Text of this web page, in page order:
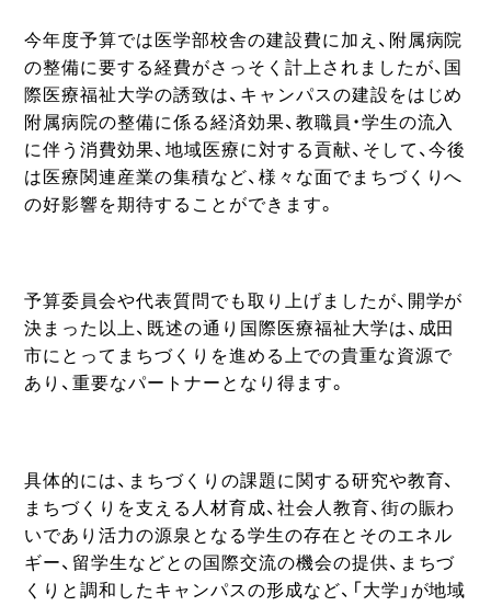
今年度予算では医学部校舎の建設費に加え、附属病院
の整備に要する経費がさっそく計上されましたが、国
際医療福祉大学の誘致は、キャンパスの建設をはじめ
附属病院の整備に係る経済効果、教職員・学生の流入
に伴う消費効果、地域医療に対する貢献、そして、今後
は医療関連産業の集積など、様々な面でまちづくりへ
の好影響を期待することができます。
予算委員会や代表質問でも取り上げましたが、開学が
決まった以上、既述の通り国際医療福祉大学は、成田
市にとってまちづくりを進める上での貴重な資源で
あり、重要なパートナーとなり得ます。
具体的には、まちづくりの課題に関する研究や教育、
まちづくりを支える人材育成、社会人教育、街の賑わ
いであり活力の源泉となる学生の存在とそのエネル
ギー、留学生などとの国際交流の機会の提供、まちづ
くりと調和したキャンパスの形成など、「大学」が地域